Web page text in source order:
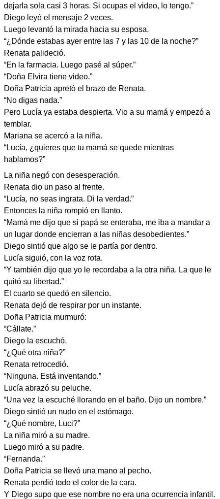
dejarla sola casi 3 horas. Si ocupas el video, lo tengo.”
Diego leyó el mensaje 2 veces.
Luego levantó la mirada hacia su esposa.
“¿Dónde estabas ayer entre las 7 y las 10 de la noche?”
Renata palideció.
“En la farmacia. Luego pasé al súper.”
“Doña Elvira tiene video.”
Doña Patricia apretó el brazo de Renata.
“No digas nada.”
Pero Lucía ya estaba despierta. Vio a su mamá y empezó a
temblar.
Mariana se acercó a la niña.
“Lucía, ¿quieres que tu mamá se quede mientras
hablamos?”
La niña negó con desesperación.
Renata dio un paso al frente.
“Lucía, no seas ingrata. Di la verdad.”
Entonces la niña rompió en llanto.
“Mamá me dijo que si papá se enteraba, me iba a mandar a
un lugar donde encierran a las niñas desobedientes.”
Diego sintió que algo se le partía por dentro.
Lucía siguió, con la voz rota.
“Y también dijo que yo le recordaba a la otra niña. La que le
quitó su libertad.”
El cuarto se quedó en silencio.
Renata dejó de respirar por un instante.
Doña Patricia murmuró:
“Cállate.”
Diego la escuchó.
“¿Qué otra niña?”
Renata retrocedió.
“Ninguna. Está inventando.”
Lucía abrazó su peluche.
“Una vez la escuché llorando en el baño. Dijo un nombre.”
Diego sintió un nudo en el estómago.
“¿Qué nombre, Luci?”
La niña miró a su madre.
Luego miró a su padre.
“Fernanda.”
Doña Patricia se llevó una mano al pecho.
Renata perdió todo el color de la cara.
Y Diego supo que ese nombre no era una ocurrencia infantil.